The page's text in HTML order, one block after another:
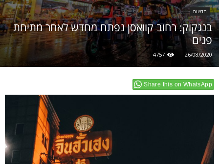
חדשות
בנגקוק: רחוב קוואסן נפתח מחדש לאחר מתיחת
פנים
26/08/2020
4757
Share this on WhatsApp